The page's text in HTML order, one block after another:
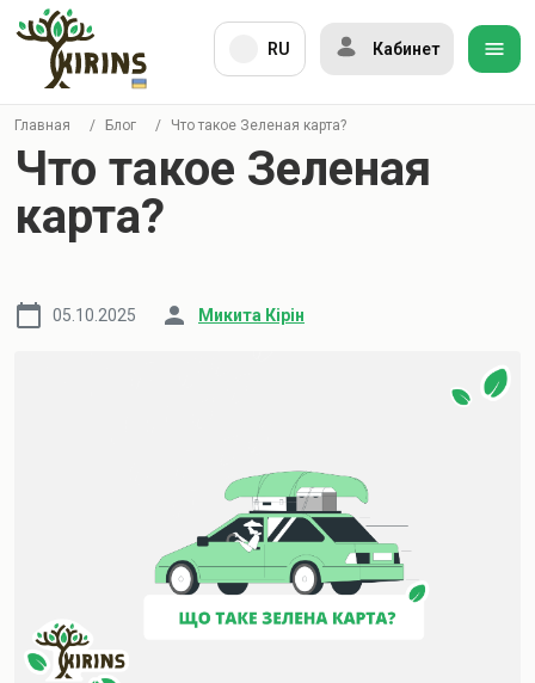
RU Кабинет
Главная / Блог / Что такое Зеленая карта?
Что такое Зеленая
карта?
05.10.2025 Микита Кірін